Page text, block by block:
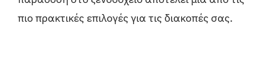
πιο πρακτικές επιλογές για τις διακοπές σας.